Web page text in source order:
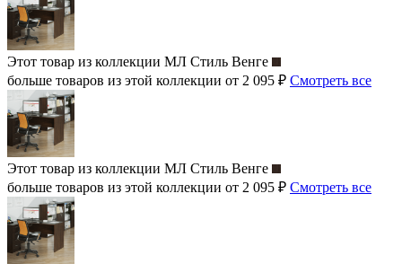
Этот товар из коллекции МЛ Стиль Венге
больше товаров из этой коллекции от 2 095 ₽ Смотреть все
Этот товар из коллекции МЛ Стиль Венге
больше товаров из этой коллекции от 2 095 ₽ Смотреть все